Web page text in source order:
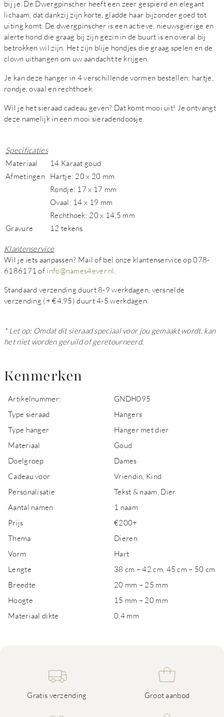
bij je. De Dwergpinscher heeft een zeer gespierd en elegant
lichaam, dat dankzij zijn korte, gladde haar bijzonder goed tot
uiting komt. De dwergpinscher is een actieve, nieuwsgierige en
alerte hond die graag bij zijn gezin in de buurt is en overal bij
betrokken wil zijn. Het zijn blije hondjes die graag spelen en de
clown uithangen om uw aandacht te krijgen.
Je kan deze hanger in 4 verschillende vormen bestellen: hartje,
rondje, ovaal en rechthoek.
Wil je het sieraad cadeau geven? Dat komt mooi uit! Je ontvangt
deze namelijk in een mooi sieradendoosje.
Specificaties
Materiaal
14 Karaat goud
Afmetingen
Hartje: 20 x 20 mm
Rondje: 17 x 17 mm
Ovaal: 14 x 19 mm
Rechthoek: 20 x 14,5 mm
Gravure
12 tekens
Klantenservice
Wil je iets aanpassen? Mail of bel onze klantenservice op 078-
6186171 of info@names4ever.nl
Standaard verzending duurt 8-9 werkdagen, versnelde
verzending (+ €4,95) duurt 4-5 werkdagen.
* Let op: Omdat dit sieraad speciaal voor jou gemaakt wordt, kan
het niet worden geruild of geretourneerd.
Kenmerken
Artikelnummer:
GNDH095
Type sieraad
Hangers
Type hanger
Hanger met dier
Materiaal
Goud
Doelgroep
Dames
Cadeau voor
Vriendin, Kind
Personalisatie
Tekst & naam, Dier
Aantal namen
1 naam
Prijs
€200+
Thema
Dieren
Vorm
Hart
Lengte
38 cm – 42 cm, 45 cm – 50 cm
Breedte
20 mm – 25 mm
Hoogte
15 mm – 20 mm
Materiaal dikte
0,4 mm
Gratis verzending Groot aanbod